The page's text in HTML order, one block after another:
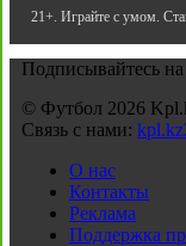
21+. Играйте с умом.
Подписывайтесь на
© Футбол 2026
Связь с нами:
О нас
Контакты
Реклама
Поддержка